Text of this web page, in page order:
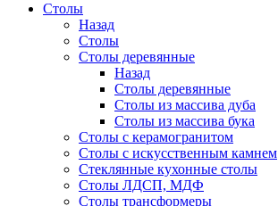
Столы
Назад
Столы
Столы деревянные
Назад
Столы деревянные
Столы из массива дуба
Столы из массива бука
Столы с керамогранитом
Столы с искусственным камнем
Стеклянные кухонные столы
Столы ЛДСП, МДФ
Столы трансформеры